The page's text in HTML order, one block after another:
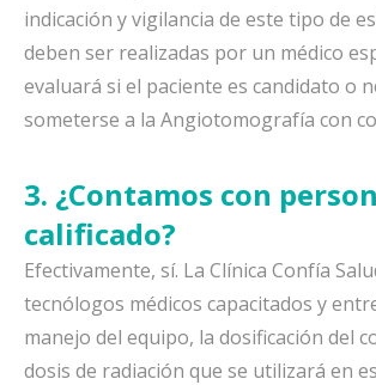
indicación y vigilancia de este tipo de
deben ser realizadas por un médico
evaluará si el paciente es candidato o
someterse a la Angiotomografía con
3. ¿Contamos con
calificado?
Efectivamente, sí. La Clínica Confía
tecnólogos médicos capacitados y
manejo del equipo, la dosificación del
dosis de radiación que se utilizará en